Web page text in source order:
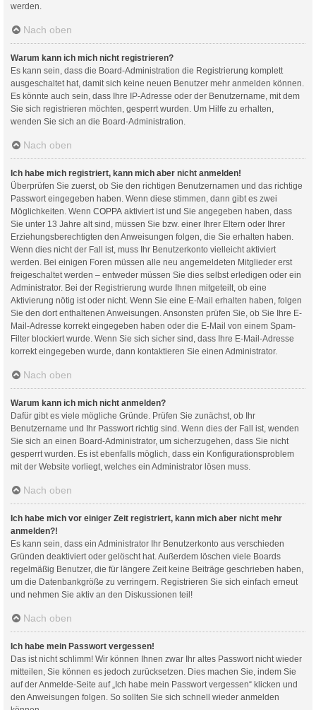
werden.
Nach oben
Warum kann ich mich nicht registrieren?
Es kann sein, dass die Board-Administration die Registrierung komplett
ausgeschaltet hat, damit sich keine neuen Benutzer mehr anmelden können.
Es könnte auch sein, dass Ihre IP-Adresse oder der Benutzername, mit dem
Sie sich registrieren möchten, gesperrt wurden. Um Hilfe zu erhalten,
wenden Sie sich an die Board-Administration.
Nach oben
Ich habe mich registriert, kann mich aber nicht anmelden!
Überprüfen Sie zuerst, ob Sie den richtigen Benutzernamen und das richtige
Passwort eingegeben haben. Wenn diese stimmen, dann gibt es zwei
Möglichkeiten. Wenn COPPA aktiviert ist und Sie angegeben haben, dass
Sie unter 13 Jahre alt sind, müssen Sie bzw. einer Ihrer Eltern oder Ihrer
Erziehungsberechtigten den Anweisungen folgen, die Sie erhalten haben.
Wenn dies nicht der Fall ist, muss Ihr Benutzerkonto vielleicht aktiviert
werden. Bei einigen Foren müssen alle neu angemeldeten Mitglieder erst
freigeschaltet werden – entweder müssen Sie dies selbst erledigen oder ein
Administrator. Bei der Registrierung wurde Ihnen mitgeteilt, ob eine
Aktivierung nötig ist oder nicht. Wenn Sie eine E-Mail erhalten haben, folgen
Sie den dort enthaltenen Anweisungen. Ansonsten prüfen Sie, ob Sie Ihre E-
Mail-Adresse korrekt eingegeben haben oder die E-Mail von einem Spam-
Filter blockiert wurde. Wenn Sie sich sicher sind, dass Ihre E-Mail-Adresse
korrekt eingegeben wurde, dann kontaktieren Sie einen Administrator.
Nach oben
Warum kann ich mich nicht anmelden?
Dafür gibt es viele mögliche Gründe. Prüfen Sie zunächst, ob Ihr
Benutzername und Ihr Passwort richtig sind. Wenn dies der Fall ist, wenden
Sie sich an einen Board-Administrator, um sicherzugehen, dass Sie nicht
gesperrt wurden. Es ist ebenfalls möglich, dass ein Konfigurationsproblem
mit der Website vorliegt, welches ein Administrator lösen muss.
Nach oben
Ich habe mich vor einiger Zeit registriert, kann mich aber nicht mehr
anmelden?!
Es kann sein, dass ein Administrator Ihr Benutzerkonto aus verschieden
Gründen deaktiviert oder gelöscht hat. Außerdem löschen viele Boards
regelmäßig Benutzer, die für längere Zeit keine Beiträge geschrieben haben,
um die Datenbankgröße zu verringern. Registrieren Sie sich einfach erneut
und nehmen Sie aktiv an den Diskussionen teil!
Nach oben
Ich habe mein Passwort vergessen!
Das ist nicht schlimm! Wir können Ihnen zwar Ihr altes Passwort nicht wieder
mitteilen, Sie können es jedoch zurücksetzen. Dies machen Sie, indem Sie
auf der Anmelde-Seite auf „Ich habe mein Passwort vergessen“ klicken und
den Anweisungen folgen. So sollten Sie sich schnell wieder anmelden